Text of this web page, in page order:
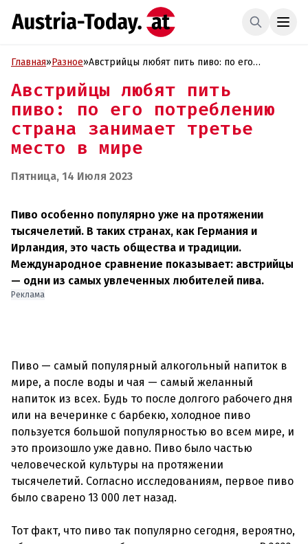
Главная»Разное»Австрийцы любят пить пиво: по его
в мире
Австрийцы любят пить
пиво: по его потреблению
страна занимает третье
место в мире
Пятница, 14 Июля 2023
Пиво особенно популярно уже на протяжении
тысячелетий. В таких странах, как Германия и
Ирландия, это часть общества и традиции.
Международное сравнение показывает: австрийцы
— одни из самых увлеченных любителей пива.
Реклама
Пиво — самый популярный алкогольный напиток в
мире, а после воды и чая — самый желанный
напиток из всех. Будь то после долгого рабочего дня
или на вечеринке с барбекю, холодное пиво
пользуется большой популярностью во всем мире, и
это произошло уже давно. Пиво было частью
человеческой культуры на протяжении
тысячелетий. Согласно исследованиям, первое пиво
было сварено 13 000 лет назад.
Тот факт, что пиво так популярно сегодня, вероятно,